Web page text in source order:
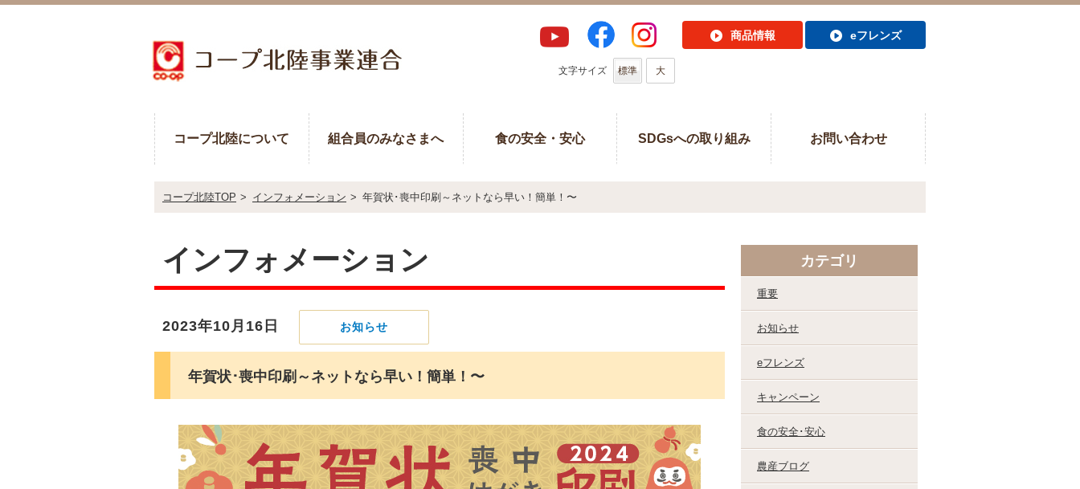
商品情報 eフレンズ
文字サイズ 標準 大
コープ北陸について 組合員のみなさまへ 食の安全・安心 SDGsへの取り組み お問い合わせ
コープ北陸TOP > インフォメーション > 年賀状･喪中印刷～ネットなら早い！簡単！〜
インフォメーション
2023年10月16日 お知らせ
年賀状･喪中印刷～ネットなら早い！簡単！〜
カテゴリ
重要
お知らせ
eフレンズ
キャンペーン
食の安全･安心
農産ブログ